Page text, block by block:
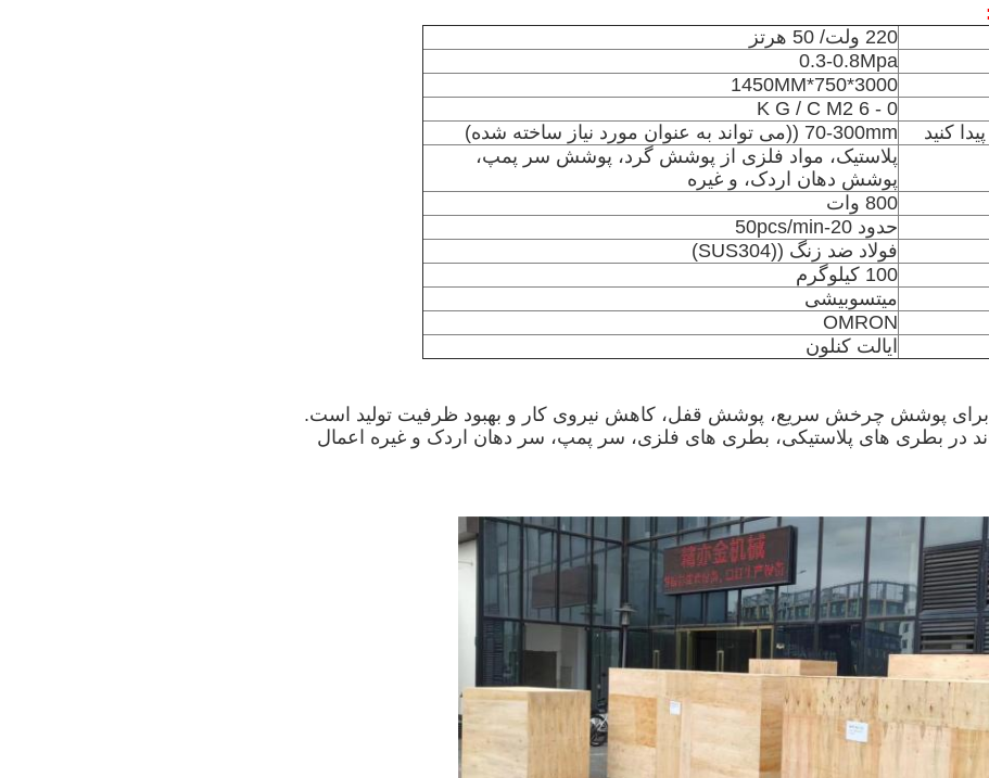
220 ولت/ 50 هرتز
0.3-0.8Mpa
3000*750*1450MM
0 - 6 K G / C M2
کنید
70-300mm ((می تواند به عنوان مورد نیاز ساخته شده)
پلاستیک، مواد فلزی از پوشش گرد، پوشش سر پمپ،
پوشش دهان اردک، و غیره
800 وات
حدود 20-50pcs/min
فولاد ضد زنگ ((SUS304)
100 کيلوگرم
میتسوبیشی
OMRON
ایالت کنلون
در بطری های پلاستیکی، بطری های فلزی، سر پمپ، سر دهان اردک و غیره اعمال